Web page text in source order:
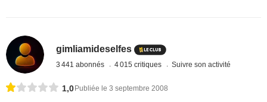
gimliamideselfes
3 441 abonnés 4 015 critiques Suivre son activité
1,0 Publiée le 3 septembre 2008